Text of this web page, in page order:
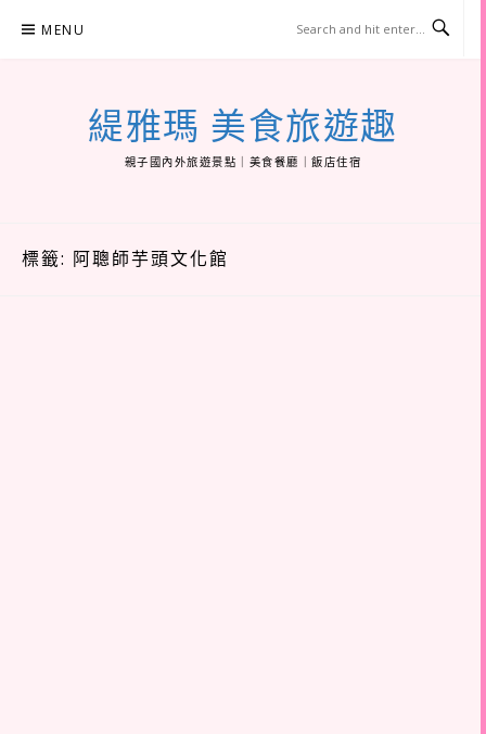
MENU
緹雅瑪 美食旅遊趣
親子國內外旅遊景點｜美食餐廳｜飯店住宿
標籤: 阿聰師芋頭文化館